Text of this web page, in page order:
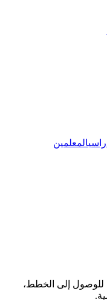
المعلمين
للوصول إلى الخطط،